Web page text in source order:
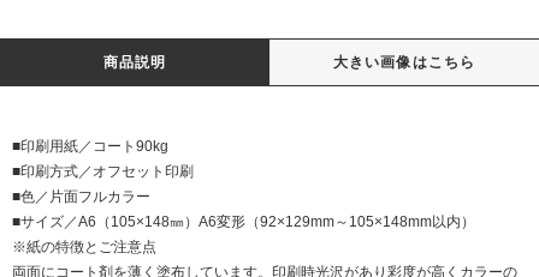
商品説明 大きい画像はこちら
■印刷用紙／コート90kg
■印刷方式／オフセット印刷
■色／片面フルカラー
■サイズ／A6（105×148㎜）A6変形（92×129mm～105×148mm以内）
※紙の特徴とご注意点
両面にコート剤を薄く塗布しています。印刷時光沢があり彩度が高くカラーの